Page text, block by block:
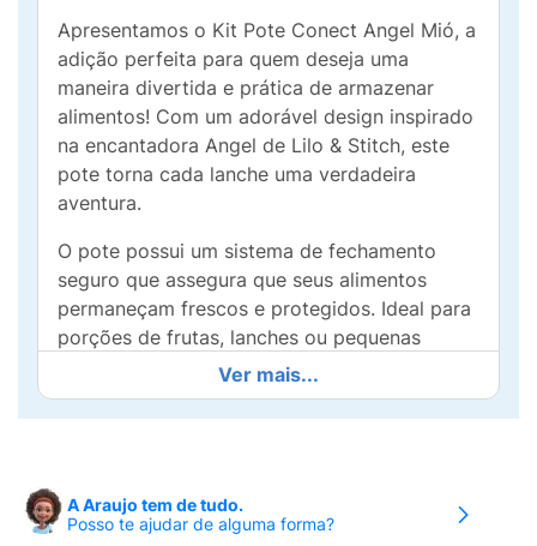
Apresentamos o Kit Pote Conect Angel Mió, a
adição perfeita para quem deseja uma
maneira divertida e prática de armazenar
alimentos! Com um adorável design inspirado
na encantadora Angel de Lilo & Stitch, este
pote torna cada lanche uma verdadeira
aventura.
O pote possui um sistema de fechamento
seguro que assegura que seus alimentos
permaneçam frescos e protegidos. Ideal para
porções de frutas, lanches ou pequenas
refeições, este item versátil se adapta
facilmente ao seu estilo de vida, tornando
cada refeição mais alegre.
Kit Pote Conect Angel é fácil de limpar e
perfeito para o uso diário. Ele não apenas
Ver mais...
A Araujo tem de tudo.
Posso te ajudar de alguma forma?